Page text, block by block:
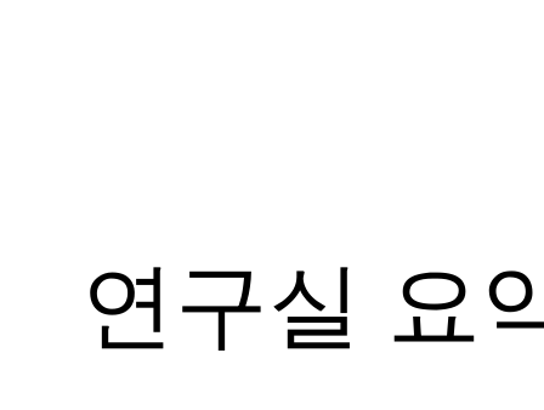
연구실 요